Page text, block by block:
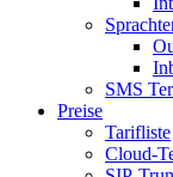
SMS
Preise
Tarifliste
Cloud-